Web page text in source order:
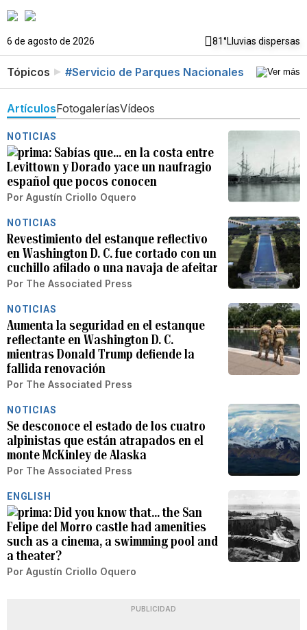
6 de agosto de 2026 81°Lluvias dispersas
Tópicos #Servicio de Parques Nacionales
ArtículosFotogaleríasVídeos
NOTICIAS
Sabías que… en la costa entre
Levittown y Dorado yace un naufragio
español que pocos conocen
Por Agustín Criollo Oquero
NOTICIAS
Revestimiento del estanque reflectivo
en Washington D. C. fue cortado con un
cuchillo afilado o una navaja de afeitar
Por The Associated Press
NOTICIAS
Aumenta la seguridad en el estanque
reflectante en Washington D. C.
mientras Donald Trump defiende la
fallida renovación
Por The Associated Press
NOTICIAS
Se desconoce el estado de los cuatro
alpinistas que están atrapados en el
monte McKinley de Alaska
Por The Associated Press
ENGLISH
Did you know that... the San
Felipe del Morro castle had amenities
such as a cinema, a swimming pool and
a theater?
Por Agustín Criollo Oquero
PUBLICIDAD